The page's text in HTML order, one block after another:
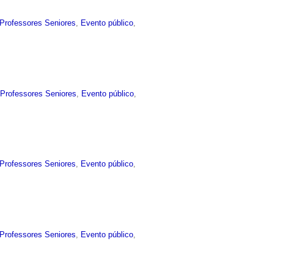
Professores Seniores Evento público
Professores Seniores Evento público
Professores Seniores, Evento público,
Professores Seniores Evento público